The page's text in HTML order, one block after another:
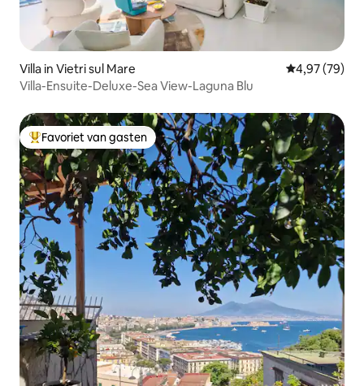
Villa in Vietri sul Mare Gemiddelde
4,97 (79)
Villa-Ensuite-Deluxe-Sea View-Laguna Blu
Topfavoriet van gasten
Favoriet van gasten